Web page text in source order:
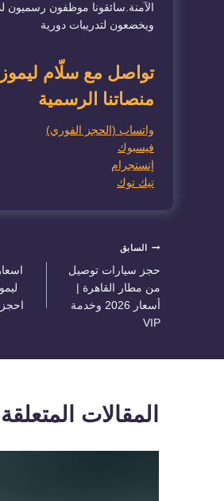
الآمنة.سائقونا موظفون رسميون
ويخضعون لتدريبات دورية
تواصل مع سلّام
منصاتنا الرسمية
واتساب (الحجز الفوري)
فيسبوك
إنستجرام
تيك توك
تصفّح
المقالات
السابق
حجز سيارات توصيل
من مطار القاهرة |
أسعار 2026 وخدمة
VIP
المقالات المتعلقة